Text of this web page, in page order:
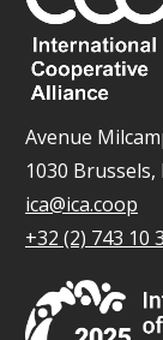
Avenue
1030
ica@ica.coop
+32 (2) 743 10